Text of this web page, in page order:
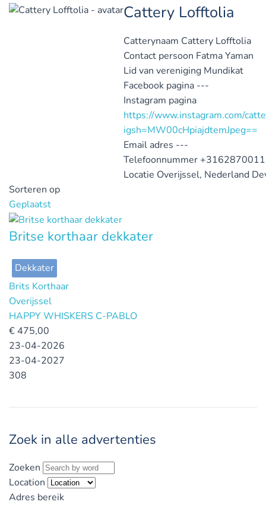
Cattery Lofftolia
Catterynaam Cattery Lofftolia
Contact persoon Fatma Yaman
Lid van vereniging Mundikat
Facebook pagina ---
Instagram pagina
https://www.instagram.com/
igsh=MW00cHpiajdtemJpeg==
Email adres ---
Telefoonnummer
Locatie Overijssel, Nederland
Sorteren op
Geplaatst
Britse korthaar dekkater
Dekkater
Brits Korthaar
Overijssel
HAPPY WHISKERS C-PABLO
€ 475,00
23-04-2026
23-04-2027
308
Zoek in alle advertenties
Zoeken
Location
Adres bereik